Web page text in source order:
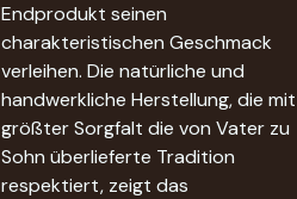
Endprodukt seinen
charakteristischen Geschmack
verleihen. Die natürliche und
handwerkliche Herstellung, die mit
größter Sorgfalt die von Vater zu
Sohn überlieferte Tradition
respektiert, zeigt das